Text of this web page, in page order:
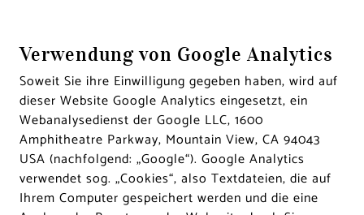
Verwendung von Google Analytics
Soweit Sie ihre Einwilligung gegeben haben, wird auf
dieser Website Google Analytics eingesetzt, ein
Webanalysedienst der Google LLC, 1600
Amphitheatre Parkway, Mountain View, CA 94043
USA (nachfolgend: „Google“). Google Analytics
verwendet sog. „Cookies“, also Textdateien, die auf
Ihrem Computer gespeichert werden und die eine